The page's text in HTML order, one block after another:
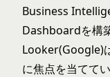
Business
Dashboardを構
Looker(Google)
に焦点を当てて